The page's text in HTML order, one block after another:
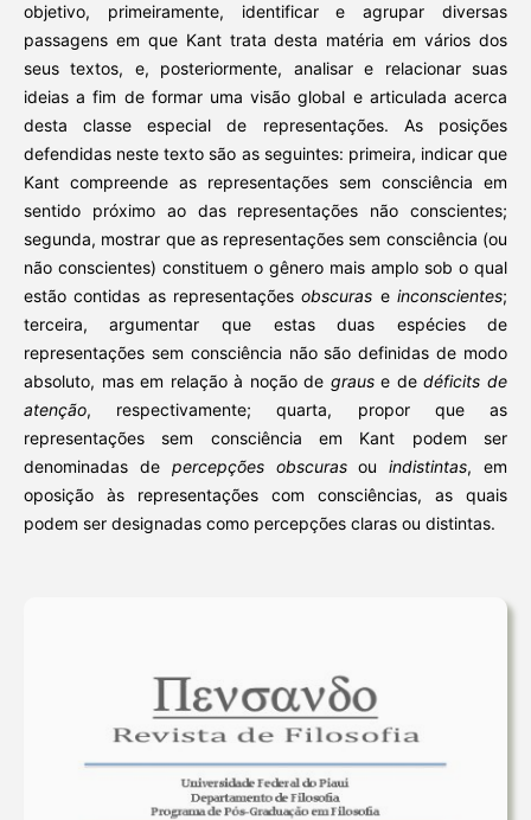
objetivo, primeiramente, identificar e agrupar diversas
passagens em que Kant trata desta matéria em vários dos
seus textos, e, posteriormente, analisar e relacionar suas
ideias a fim de formar uma visão global e articulada acerca
desta classe especial de representações. As posições
defendidas neste texto são as seguintes: primeira, indicar que
Kant compreende as representações sem consciência em
sentido próximo ao das representações não conscientes;
segunda, mostrar que as representações sem consciência (ou
não conscientes) constituem o gênero mais amplo sob o qual
estão contidas as representaçõesobscuras einconscientes;
terceira, argumentar que estas duas espécies de
representações sem consciência não são definidas de modo
absoluto, mas em relação à noção de grause dedéficits de
atenção, respectivamente; quarta, propor que as
representações sem consciência em Kant podem ser
denominadas de percepções obscurasouindistintas, em
oposição às representações com consciências, as quais
podem ser designadas como percepções claras ou distintas.